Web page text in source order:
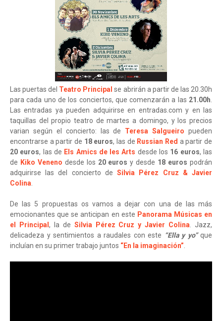
Las puertas del Teatro Principal se abrirán a partir de las 20.30h
para cada uno de los conciertos, que comenzarán a las 21.00h.
Las entradas ya pueden adquirirse en entradas.com y en las
taquillas del propio teatro de martes a domingo, y los precios
varian según el concierto: las de Teresa Salgueiro pueden
encontrarse a partir de 18 euros, las de Russian Red a partir de
20 euros, las de Els Amics de les Arts desde los 16 euros, las
de Kiko Veneno desde los 20 euros y desde 18 euros podrán
adquirirse las del concierto deSilvia Pérez Cruz & Javier
Colina.
De las 5 propuestas os vamos a dejar con una de las más
emocionantes que se anticipan en este Panorama Músicas en
el Principal , la de Silvia Pérez Cruz y Javier Colina. Jazz,
delicadeza y sentimientos a raudales con este “Ella y yo”que
incluían en su primer trabajo juntos “En la imaginación”.